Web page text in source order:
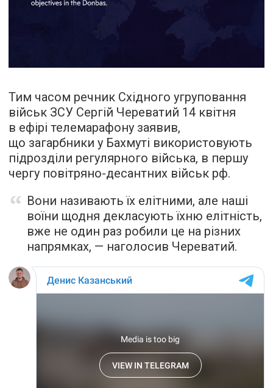
Тим часом речник Східного угруповання
військ ЗСУ Сергій Череватий 14 квітня
в ефірі телемарафону заявив,
що загарбники у Бахмуті використовують
підрозділи регулярного війська, в першу
чергу повітряно-десантних військ рф.
Вони називають їх елітними, але наші
воїни щодня декласують їхню елітність,
вже не один раз робили це на різних
напрямках, — наголосив Череватий.